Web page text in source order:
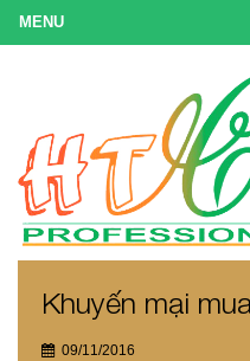
Khuyến mại
09/11/2016